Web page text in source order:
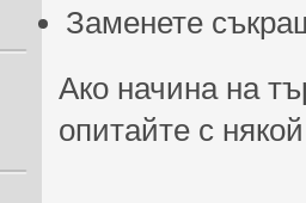
Заменете
Ако начина на
опитайте с